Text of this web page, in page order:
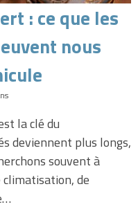
: ce que les
nous
deviennent plus longs,
souvent à
de